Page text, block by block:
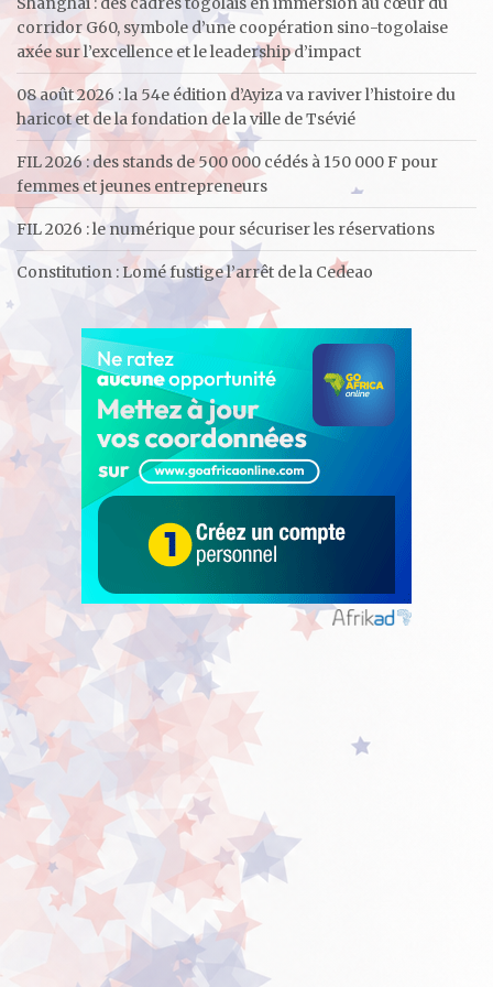
corridor G60, symbole d’une coopération sino-togolaise
axée sur l’excellence et le leadership d’impact
08 août 2026 : la 54e édition d’Ayiza va raviver l’histoire du
haricot et de la fondation de la ville de Tsévié
FIL 2026 : des stands de 500 000 cédés à 150 000 F pour
femmes et jeunes entrepreneurs
FIL 2026 : le numérique pour sécuriser les réservations
Constitution : Lomé fustige l’arrêt de la Cedeao